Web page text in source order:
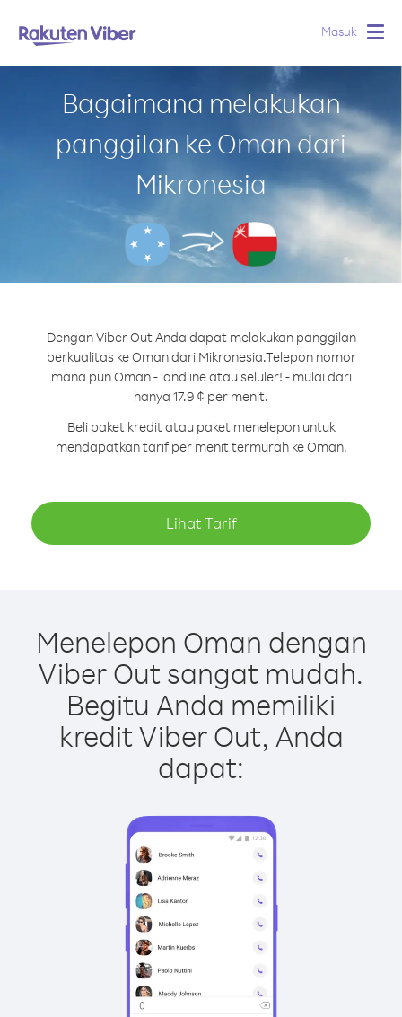
Masuk
Bagaimana melakukan
panggilan ke Oman dari
Mikronesia
Dengan Viber Out Anda dapat melakukan panggilan
berkualitas ke Oman dari Mikronesia.Telepon nomor
mana pun Oman - landline atau seluler! - mulai dari
hanya 17.9 ¢ per menit.
Beli paket kredit atau paket menelepon untuk
mendapatkan tarif per menit termurah ke Oman.
Lihat Tarif
Menelepon Oman dengan
Viber Out sangat mudah.
Begitu Anda memiliki
kredit Viber Out, Anda
dapat: